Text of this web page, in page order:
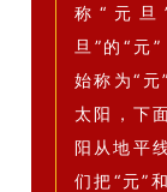
称“元
旦”的“元
始称为“元
太阳，下
阳从地平
们把“元”